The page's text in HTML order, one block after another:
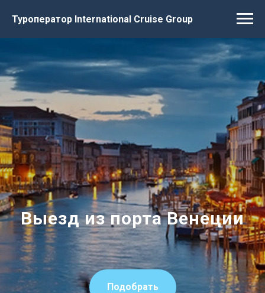
Туроператор International Cruise Group
Выезд из порта Венеции
Подобрать